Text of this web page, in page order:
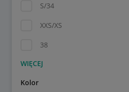
S/34
XXS/XS
38
Kolor